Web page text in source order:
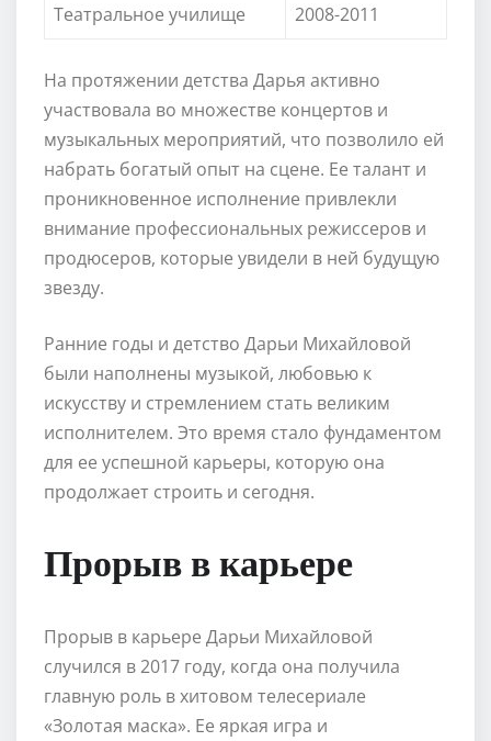
Театральное училище
2008-2011
На протяжении детства Дарья активно
участвовала во множестве концертов и
музыкальных мероприятий, что позволило ей
набрать богатый опыт на сцене. Ее талант и
проникновенное исполнение привлекли
внимание профессиональных режиссеров и
продюсеров, которые увидели в ней будущую
звезду.
Ранние годы и детство Дарьи Михайловой
были наполнены музыкой, любовью к
искусству и стремлением стать великим
исполнителем. Это время стало фундаментом
для ее успешной карьеры, которую она
продолжает строить и сегодня.
Прорыв в карьере
Прорыв в карьере Дарьи Михайловой
случился в 2017 году, когда она получила
главную роль в хитовом телесериале
«Золотая маска». Ее яркая игра и